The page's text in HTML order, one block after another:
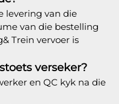
levering van die
van die bestelling
Trein vervoer is
verseker?
en QC kyk na die